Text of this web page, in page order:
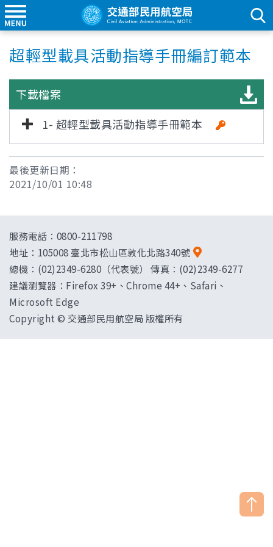
超輕型載具活動指導手冊編訂範本
下載檔案
1- 超輕型載具活動指導手冊範本
最後更新日期：
2021/10/01 10:48
服務電話：0800-211798
地址： 105008 臺北市松山區敦化北路340號
總機：(02)2349-6280（代表號） 傳真：(02)2349-6277
建議瀏覽器：Firefox 39+、Chrome 44+、Safari、
Microsoft Edge
Copyright © 交通部民用航空局 版權所有